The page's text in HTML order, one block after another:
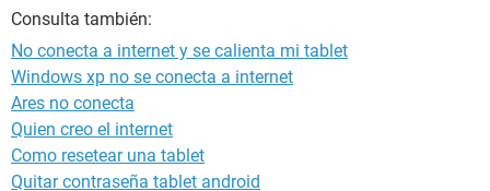
Consulta también:
No conecta a internet y se calienta mi tablet
Windows xp no se conecta a internet
Ares no conecta
Quien creo el internet
Como resetear una tablet
Quitar contraseña tablet android